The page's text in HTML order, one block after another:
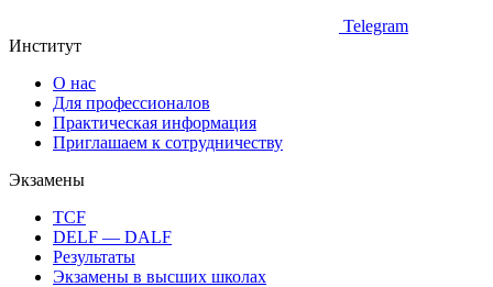
Telegram
Институт
О нас
Для профессионалов
Практическая информация
Приглашаем к сотрудничеству
Экзамены
TCF
DELF — DALF
Результаты
Экзамены в высших школах